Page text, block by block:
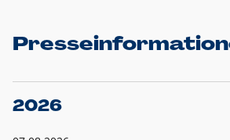
2026